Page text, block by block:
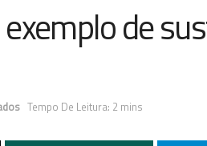
de
Tempo De Leitura: 2 mins